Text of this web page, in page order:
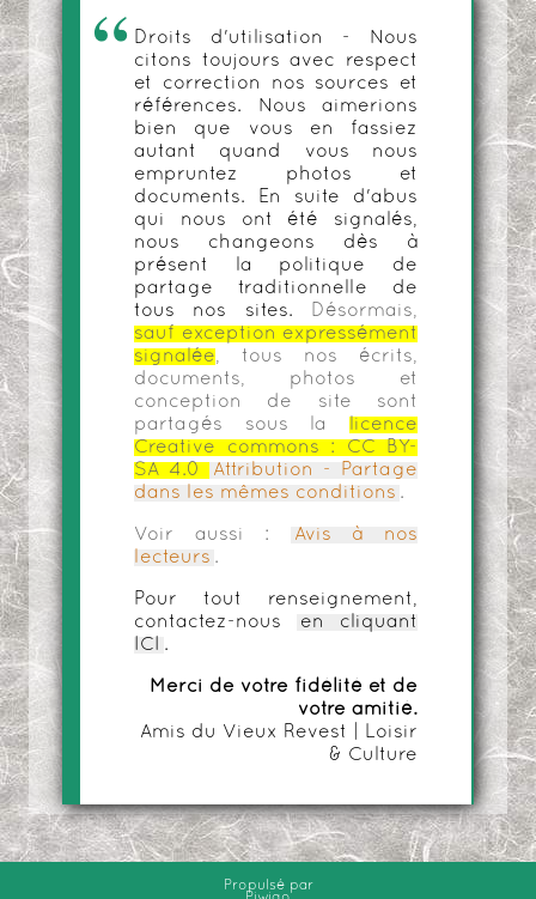
Droits d'utilisation - Nous
citons toujours avec respect
et correction nos sources et
références. Nous aimerions
bien que vous en fassiez
autant quand vous nous
empruntez photos et
documents. En suite d'abus
qui nous ont été signalés,
nous changeons dès à
présent la politique de
partage traditionnelle de
tous nos sites.
Désormais,
sauf exception expressément
signalée, tous nos écrits,
documents, photos et
conception de site sont
partagés sous la
licence
Creative commons :
CC BY-
SA 4.0
Attribution - Partage
dans les mêmes conditions .
Voir aussi :
Avis à nos
lecteurs .
Pour tout renseignement,
contactez-nous
en cliquant
ICI
.
Merci de votre fidélité et de
votre amitié.
Amis du Vieux Revest | Loisir
& Culture
Propulsé par